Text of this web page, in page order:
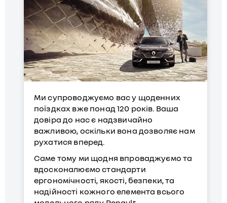
Ми супроводжуємо вас у щоденних
поїздках вже понад 120 років. Ваша
довіра до нас є надзвичайно
важливою, оскільки вона дозволяє нам
рухатися вперед.
Саме тому ми щодня впроваджуємо та
вдосконалюємо стандарти
ергономічності, якості, безпеки, та
надійності кожного елемента всього